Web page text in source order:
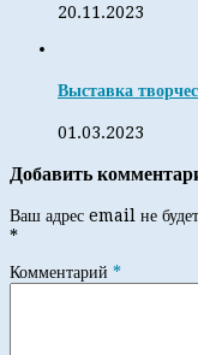
20.11.2023
Выставка
01.03.2023
Добавить
Ваш адрес email не
*
Комментарий *